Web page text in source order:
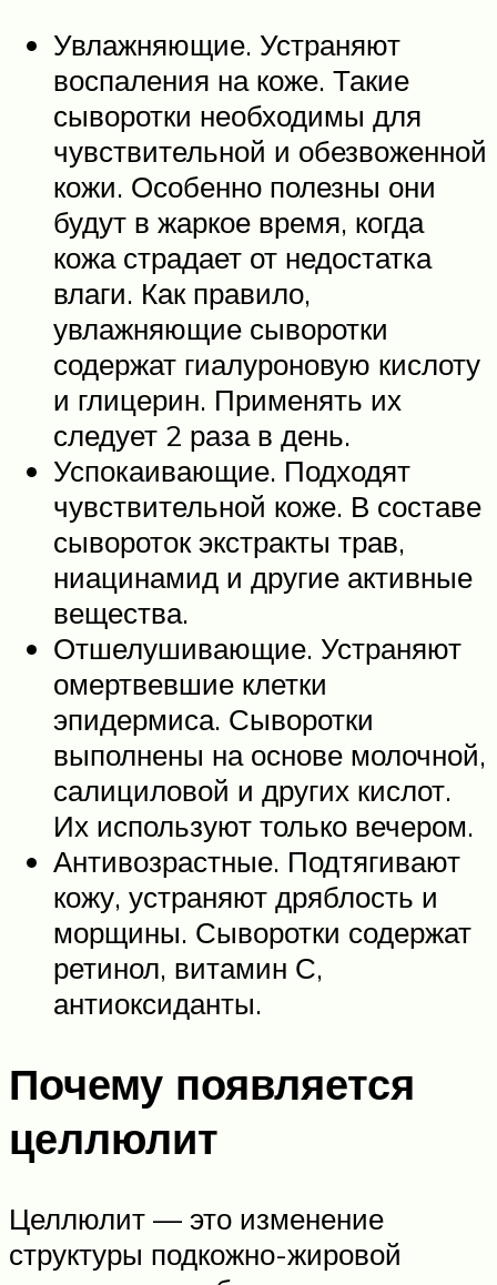
Увлажняющие. Устраняют
воспаления на коже. Такие
сыворотки необходимы для
чувствительной и обезвоженной
кожи. Особенно полезны они
будут в жаркое время, когда
кожа страдает от недостатка
влаги. Как правило,
увлажняющие сыворотки
содержат гиалуроновую кислоту
и глицерин. Применять их
следует 2 раза в день.
Успокаивающие. Подходят
чувствительной коже. В составе
сывороток экстракты трав,
ниацинамид и другие активные
вещества.
Отшелушивающие. Устраняют
омертвевшие клетки
эпидермиса. Сыворотки
выполнены на основе молочной,
салициловой и других кислот.
Их используют только вечером.
Антивозрастные. Подтягивают
кожу, устраняют дряблость и
морщины. Сыворотки содержат
ретинол, витамин С,
антиоксиданты.
Почему появляется
целлюлит
Целлюлит — это изменение
структуры подкожно-жировой